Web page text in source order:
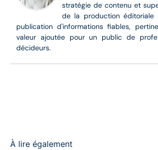
stratégie de contenu et
de la production éditoriale
publication d'informations fiables,
valeur ajoutée pour un public de
décideurs.
À lire également